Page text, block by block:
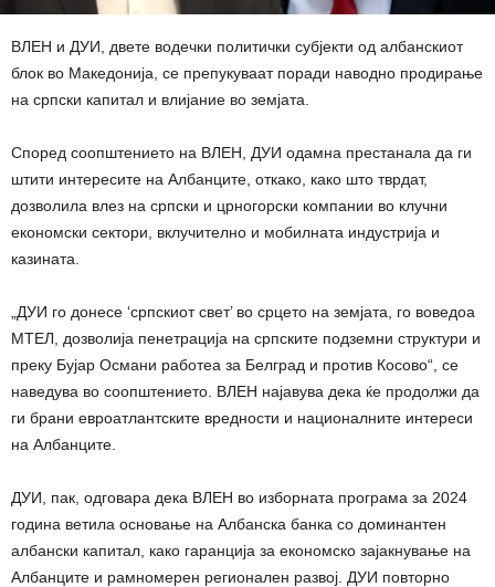
ВЛЕН и ДУИ, двете водечки политички субјекти од албанскиот
блок во Македонија, се препукуваат поради наводно продирање
на српски капитал и влијание во земјата.
Според соопштението на ВЛЕН, ДУИ одамна престанала да ги
штити интересите на Албанците, откако, како што тврдат,
дозволила влез на српски и црногорски компании во клучни
економски сектори, вклучително и мобилната индустрија и
казината.
„ДУИ го донесе ‘српскиот свет’ во срцето на земјата, го воведоа
МТЕЛ, дозволија пенетрација на српските подземни структури и
преку Бујар Османи работеа за Белград и против Косово“, се
наведува во соопштението. ВЛЕН најавува дека ќе продолжи да
ги брани евроатлантските вредности и националните интереси
на Албанците.
ДУИ, пак, одговара дека ВЛЕН во изборната програма за 2024
година ветила основање на Албанска банка со доминантен
албански капитал, како гаранција за економско зајакнување на
Албанците и рамномерен регионален развој. ДУИ повторно